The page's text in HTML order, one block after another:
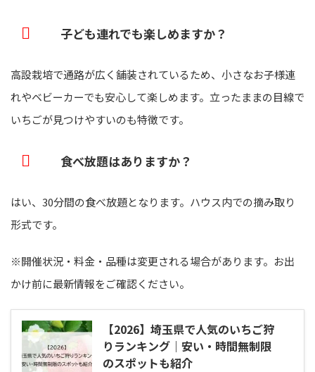
子ども連れでも楽しめますか？
高設栽培で通路が広く舗装されているため、小さなお子様連
れやベビーカーでも安心して楽しめます。立ったままの目線で
いちごが見つけやすいのも特徴です。
食べ放題はありますか？
はい、30分間の食べ放題となります。ハウス内での摘み取り
形式です。
※開催状況・料金・品種は変更される場合があります。お出
かけ前に最新情報をご確認ください。
【2026】埼玉県で人気のいちご狩
りランキング｜安い・時間無制限
のスポットも紹介